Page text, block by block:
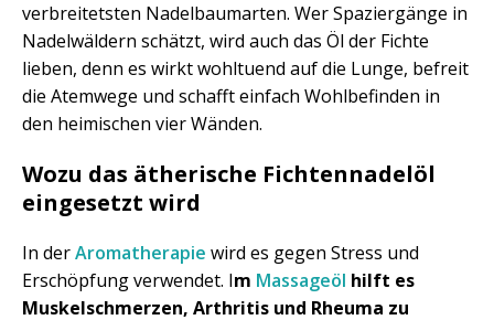
verbreitetsten Nadelbaumarten. Wer Spaziergänge in
Nadelwäldern schätzt, wird auch das Öl der Fichte
lieben, denn es wirkt wohltuend auf die Lunge, befreit
die Atemwege und schafft einfach Wohlbefinden in
den heimischen vier Wänden.
Wozu das ätherische Fichtennadelöl
eingesetzt wird
In derAromatherapie wird es gegen Stress und
Erschöpfung verwendet. Im Massageöl hilft es
Muskelschmerzen, Arthritis und Rheuma zu